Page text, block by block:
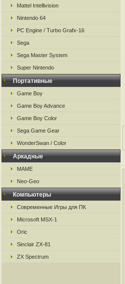
Mattel Intellivision
Nintendo 64
PC Engine / Turbo Grafx-16
Sega
Sega Master System
Super Nintendo
Портативные
Game Boy
Game Boy Advance
Game Boy Color
Sega Game Gear
WonderSwan / Color
Аркадные
MAME
Neo-Geo
Компьютеры
Современные Игры для ПК
Microsoft MSX-1
Oric
Sinclair ZX-81
ZX Spectrum